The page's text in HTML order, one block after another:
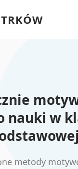
nauki w
metody